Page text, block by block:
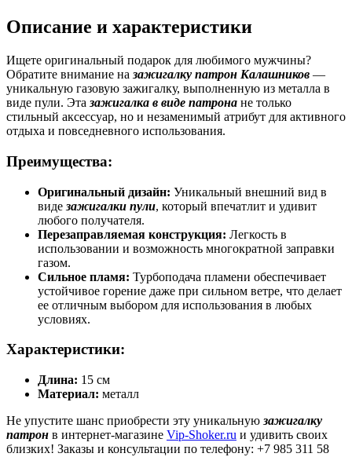
Описание и характеристики
Ищете оригинальный подарок для любимого мужчины?
Обратите внимание на зажигалку патрон Калашников —
уникальную газовую зажигалку, выполненную из металла в
виде пули. Эта зажигалка в виде патрона не только
стильный аксессуар, но и незаменимый атрибут для активного
отдыха и повседневного использования.
Преимущества:
Оригинальный дизайн: Уникальный внешний вид в
виде зажигалки пули, который впечатлит и удивит
любого получателя.
Перезаправляемая конструкция: Легкость в
использовании и возможность многократной заправки
газом.
Сильное пламя: Турбоподача пламени обеспечивает
устойчивое горение даже при сильном ветре, что делает
ее отличным выбором для использования в любых
условиях.
Характеристики:
Длина: 15 см
Материал: металл
Не упустите шанс приобрести эту уникальную зажигалку
патрон в интернет-магазине Vip-Shoker.ru и удивить своих
близких! Заказы и консультации по телефону: +7 985 311 58